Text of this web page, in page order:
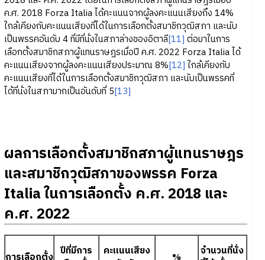
ค.ศ. 2018 Forza Italia ได้คะแนนจากผู้ลงคะแนนเสียงถึง 14%
ใกล้เคียงกับคะแนนเสียงที่ได้ในการเลือกตั้งสมาชิกวุฒิสภา และนับ
เป็นพรรคอันดับ 4 ที่มีที่นั่งในสภาล่างของอิตาลี[11] ต่อมาในการ
เลือกตั้งสมาชิกสภาผู้แทนราษฎรเมื่อปี ค.ศ. 2022 Forza Italia ได้
คะแนนเสียงจากผู้ลงคะแนนเสียงประมาณ 8%[12] ใกล้เคียงกับ
คะแนนเสียงที่ได้ในการเลือกตั้งสมาชิกวุฒิสภา และนับเป็นพรรคที่
ได้ที่นั่งในสภามากเป็นอันดับที่ 5[13]
ผลการเลือกตั้งสมาชิกสภาผู้แทนราษฎร
และสมาชิกวุฒิสภาของพรรค Forza
Italia ในการเลือกตั้ง ค.ศ. 2018 และ
ค.ศ. 2022
ปีที่มีการ
คะแนนเสียง
จำนวนที่นั่ง